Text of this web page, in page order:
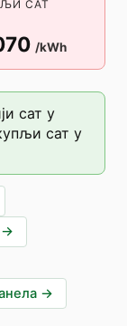
САТ
/kWh
сат у
сат у
→
→